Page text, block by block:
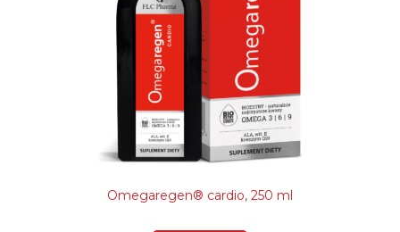
Omegaregen® cardio, 250 ml